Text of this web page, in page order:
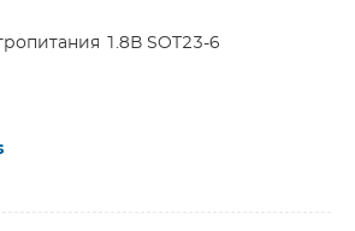
1.8В SOT23-6